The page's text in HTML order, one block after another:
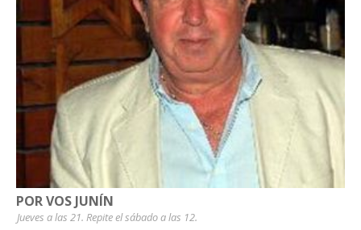
POR VOS JUNÍN
Jueves a las 21. Repite el sábado a las 12.